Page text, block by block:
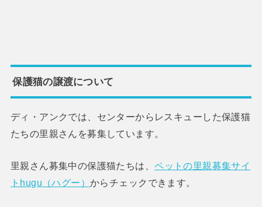
保護猫の譲渡について
ディ・アンクでは、センターからレスキューした保護猫
たちの里親さんを募集しています。
里親さん募集中の保護猫たちは、ペットの里親募集サイ
トhugu（ハグー）からチェックできます。